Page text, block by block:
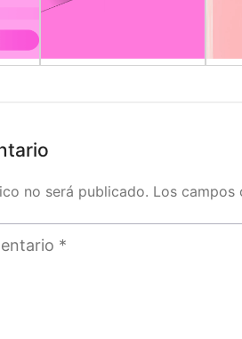
no será publicado. Los